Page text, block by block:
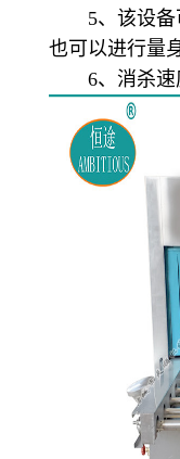
5、该设备
也可以进行量
6、消杀速